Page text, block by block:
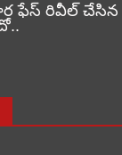
ఫేస్ రివీల్